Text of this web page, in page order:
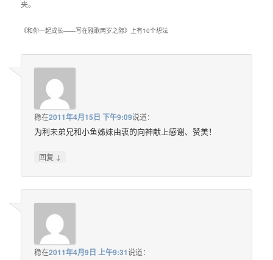
夹。
《和你一起成长——写在雅歌两岁之际》上有10个想法
稳在2011年4月15日 下午9:09说道：
为利未弟兄和小鱼姊妹由衷的向神献上感谢、赞美！
回复 ↓
稳在2011年4月9日 上午9:31说道：